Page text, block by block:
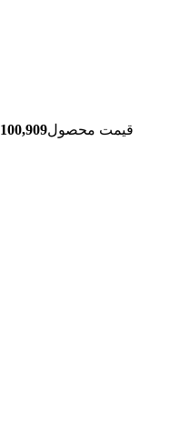
قیمت محصول100,909